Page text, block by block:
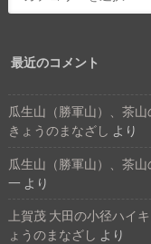
最近のコメント
瓜生山（勝軍山）、茶
きょうのまなざし より
瓜生山（勝軍山）、茶
一 より
上賀茂 大田の小径ハイ
ょうのまなざし より